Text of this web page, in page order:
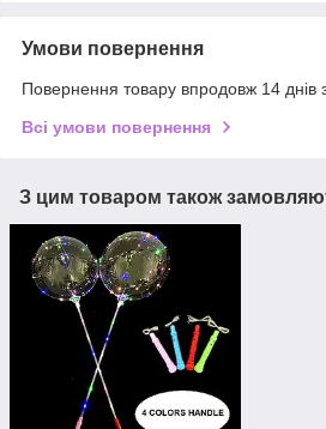
Умови повернення
Повернення товару впродовж 14 днів
Всі умови повернення
З цим товаром також